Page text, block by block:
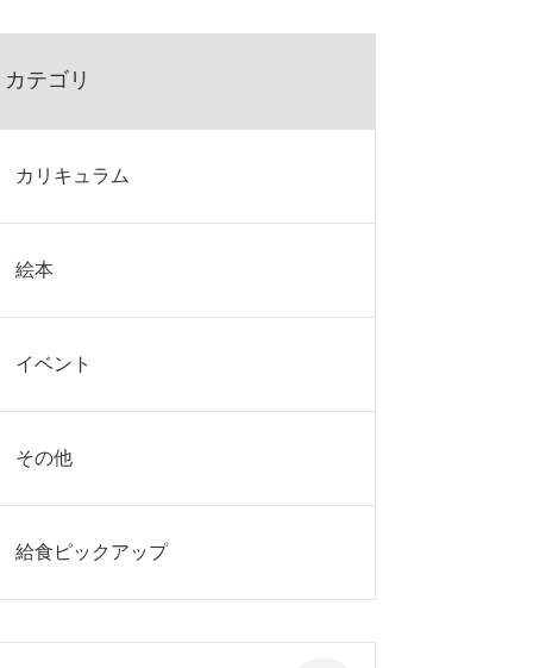
カテゴリ
カリキュラム
絵本
イベント
その他
給食ピックアップ